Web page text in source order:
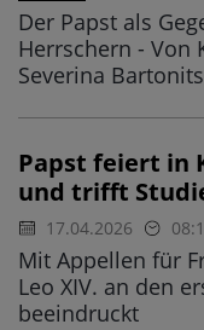
Der Papst als
Herrschern - Von
Severina
Papst feiert in
und trifft
17.04.2026
Mit Appellen für
Leo XIV. an den
beeindruckt